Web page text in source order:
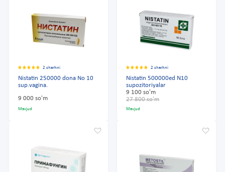
2 sharhni
Nistatin 250000 dona No 10
sup.vagina.
9 000 so'm
Mavjud
2 sharhni
Nistatin 500000ed N10
supozitoriyalar
9 100 so'm
27 800 so'm
Mavjud